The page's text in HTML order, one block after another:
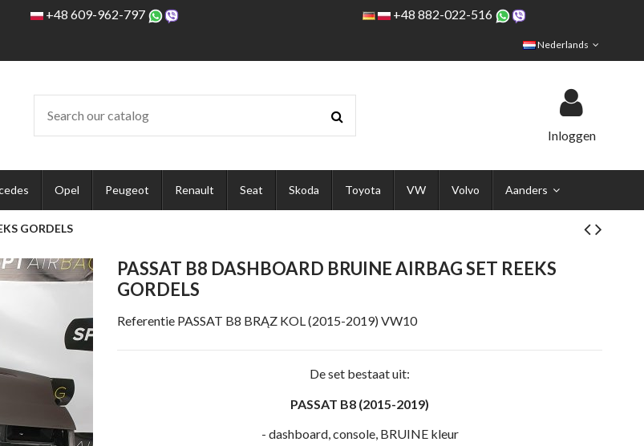
+48 609-962-797 +48 882-022-516
Nederlands
Inloggen
Opel Peugeot Renault Seat Skoda Toyota VW Volvo Aanders
GORDELS
PASSAT B8 DASHBOARD BRUINE AIRBAG SET REEKS
GORDELS
Referentie PASSAT B8 BRĄZ KOL (2015-2019) VW10
De set bestaat uit:
PASSAT B8 (2015-2019)
- dashboard, console, BRUINE kleur